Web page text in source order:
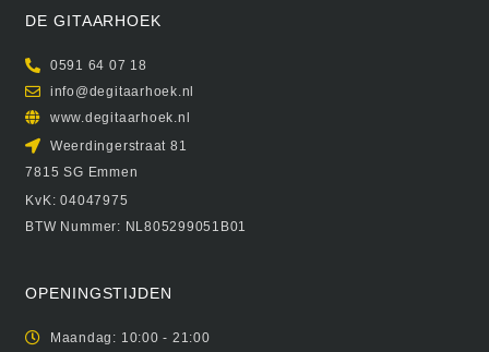
DE GITAARHOEK
0591 64 07 18
info@degitaarhoek.nl
www.degitaarhoek.nl
Weerdingerstraat 81
7815 SG Emmen
KvK: 04047975
BTW Nummer: NL805299051B01
OPENINGSTIJDEN
Maandag: 10:00 - 21:00